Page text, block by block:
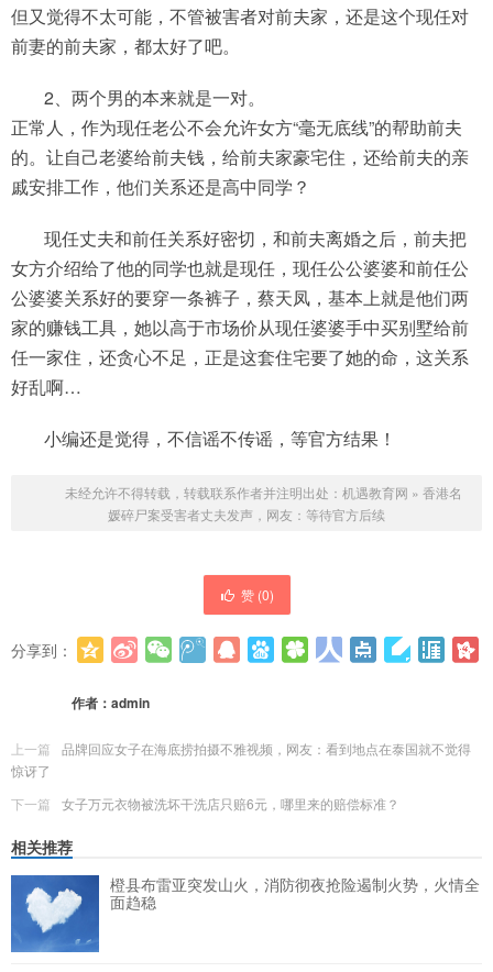
但又觉得不太可能，不管被害者对前夫家，还是这个现任对
前妻的前夫家，都太好了吧。
2、两个男的本来就是一对。
正常人，作为现任老公不会允许女方“毫无底线”的帮助前夫
的。让自己老婆给前夫钱，给前夫家豪宅住，还给前夫的亲
戚安排工作，他们关系还是高中同学？
现任丈夫和前任关系好密切，和前夫离婚之后，前夫把
女方介绍给了他的同学也就是现任，现任公公婆婆和前任公
公婆婆关系好的要穿一条裤子，蔡天凤，基本上就是他们两
家的赚钱工具，她以高于市场价从现任婆婆手中买别墅给前
任一家住，还贪心不足，正是这套住宅要了她的命，这关系
好乱啊…
小编还是觉得，不信谣不传谣，等官方结果！
未经允许不得转载，转载联系作者并注明出处： 机遇教育网 » 香港名
媛碎尸案受害者丈夫发声，网友：等待官方后续
赞 (0)
分享到：
作者： admin
上一篇
品牌回应女子在海底捞拍摄不雅视频，网友：看到地点在泰国就不觉得
惊讶了
下一篇
女子万元衣物被洗坏干洗店只赔6元，哪里来的赔偿标准？
相关推荐
橙县布雷亚突发山火，消防彻夜抢险遏制火势，火情全
面趋稳